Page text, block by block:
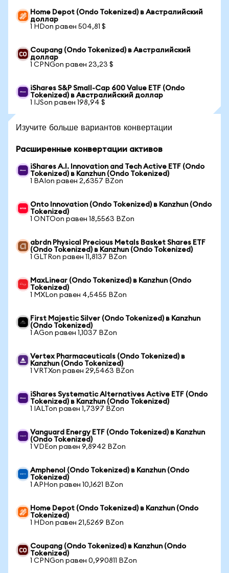
Home Depot (Ondo Tokenized) в Австралийский
доллар
1 HDon равен 504,81 $
Coupang (Ondo Tokenized) в Австралийский
доллар
1 CPNGon равен 23,23 $
iShares S&P Small-Cap 600 Value ETF (Ondo
Tokenized) в Австралийский доллар
1 IJSon равен 198,94 $
Изучите больше вариантов конвертации
Расширенные конвертации активов
iShares A.I. Innovation and Tech Active ETF (Ondo
Tokenized) в Kanzhun (Ondo Tokenized)
1 BAIon равен 2,6357 BZon
Onto Innovation (Ondo Tokenized) в Kanzhun (Ondo
Tokenized)
1 ONTOon равен 18,5563 BZon
abrdn Physical Precious Metals Basket Shares ETF
(Ondo Tokenized) в Kanzhun (Ondo Tokenized)
1 GLTRon равен 11,8137 BZon
MaxLinear (Ondo Tokenized) в Kanzhun (Ondo
Tokenized)
1 MXLon равен 4,5455 BZon
First Majestic Silver (Ondo Tokenized) в Kanzhun
(Ondo Tokenized)
1 AGon равен 1,1037 BZon
Vertex Pharmaceuticals (Ondo Tokenized) в
Kanzhun (Ondo Tokenized)
1 VRTXon равен 29,5463 BZon
iShares Systematic Alternatives Active ETF (Ondo
Tokenized) в Kanzhun (Ondo Tokenized)
1 IALTon равен 1,7397 BZon
Vanguard Energy ETF (Ondo Tokenized) в Kanzhun
(Ondo Tokenized)
1 VDEon равен 9,8942 BZon
Amphenol (Ondo Tokenized) в Kanzhun (Ondo
Tokenized)
1 APHon равен 10,1621 BZon
Home Depot (Ondo Tokenized) в Kanzhun (Ondo
Tokenized)
1 HDon равен 21,5269 BZon
Coupang (Ondo Tokenized) в Kanzhun (Ondo
Tokenized)
1 CPNGon равен 0,990811 BZon